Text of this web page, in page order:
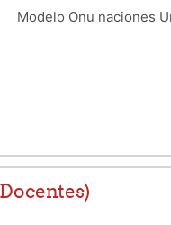
Modelo Onu naciones